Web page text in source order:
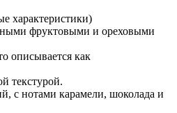
характеристики)
фруктовыми и ореховыми
описывается как
текстурой.
с нотами карамели, шоколада и